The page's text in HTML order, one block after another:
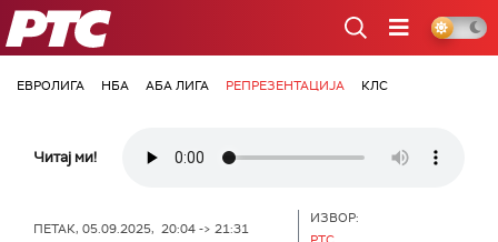
РТС
ЕВРОЛИГА НБА АБА ЛИГА РЕПРЕЗЕНТАЦИЈА КЛС
Читај ми!
ПЕТАК, 05.09.2025, 20:04 -> 21:31
ИЗВОР: